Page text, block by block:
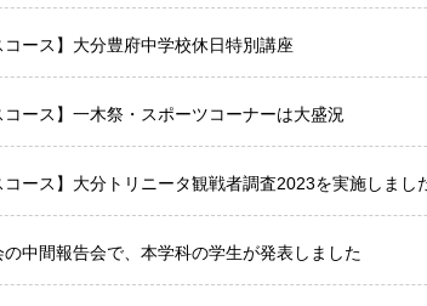
コース】大分豊府中学校休日特別講座
コース】一木祭・スポーツコーナーは大盛況
コース】大分トリニータ観戦者調査2023を実施しまし
中間報告会で、本学科の学生が発表しました